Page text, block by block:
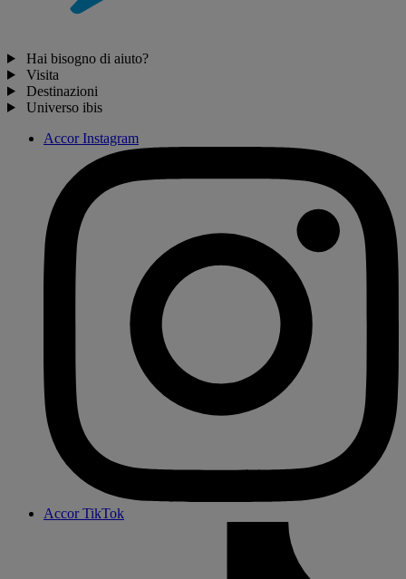
Hai bisogno di aiuto?
Visita
Destinazioni
Universo ibis
Accor Instagram
Accor TikTok